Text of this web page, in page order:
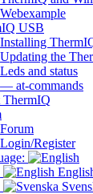
Webexample
USB
Installing
Updating the
Leds and status
— at-commands
ThermIQ
Forum
Login/Register